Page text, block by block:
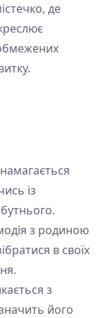
де
із
з родиною
в своїх
з
його